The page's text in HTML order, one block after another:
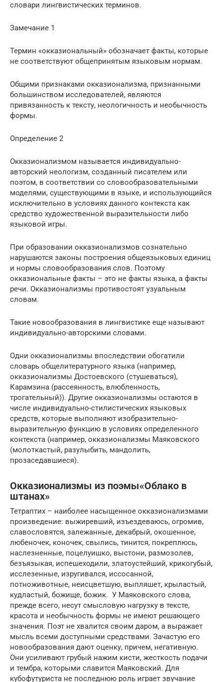
словари лингвистических терминов.
Замечание 1
Термин «окказиональный» обозначает факты, которые
не соответствуют общепринятым языковым нормам.
Общими признаками окказионализма, признанными
большинством исследователей, являются
привязанность к тексту, неологичность и необычность
формы.
Определение 2
Окказионализмом называется индивидуально-
авторский неологизм, созданный писателем или
поэтом, в соответствии со словообразовательными
моделями, существующими в языке, и использующийся
исключительно в условиях данного контекста как
средство художественной выразительности либо
языковой игры.
При образовании окказионализмов сознательно
нарушаются законы построения общеязыковых единиц
и нормы словообразования слов. Поэтому
окказиональные факты – это не факты языка, а факты
речи. Окказионализмы противостоят узуальным
словам.
Такие новообразования в лингвистике еще называют
индивидуально-авторскими словами.
Одни окказионализмы впоследствии обогатили
словарь общелитературного языка (например,
окказионализмы Достоевского (стушеваться),
Карамзина (рассеянность, влюбленность,
трогательный)). Другие окказионализмы остаются в
числе индивидуально-стилистических языковых
средств, которые выполняют изобразительно-
выразительную функцию в условиях определенного
контекста (например, окказионализмы Маяковского
(молоткастый, разулыбить, мандолить,
прозаседавшиеся).
Окказионализмы из поэмы«Облако в
штанах»
Тетраптих – наиболее насыщенное окказионализмами
произведение: выжиревший, изъездеваюсь, огромив,
славословятся, залежанные, декабрый, окошенное,
любеночек, коночек, свылись, тинится, покреплюсь,
наслезненные, поцелуишко, выстони, размозолев,
безъязыкая, испешеходили, златоустейший, крикогубый,
исслезенные, изругивался, иссосанной,
потноживотные, неисцветшую, выпляшет, крыластый,
кудластый, божище, божик. У Маяковского слова,
прежде всего, несут смысловую нагрузку в тексте,
красота и необычность формы не имеют решающего
значения. Поэт не хвалится своим даром, а выражает
мысль всеми доступными средствами. Зачастую его
новообразования дают оценку, причем, негативную.
Они усиливают грубый нажим кисти, жесткость подачи
и тембра, которыми славится Маяковский. Для
кубофутуриста не последнюю роль играет звучание